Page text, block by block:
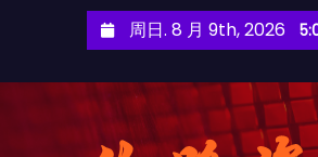
周日. 8 月 9th, 2026